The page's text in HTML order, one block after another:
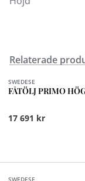
Relaterade
SWEDESE
FÅTÖLJ PRIMO
17 691 kr